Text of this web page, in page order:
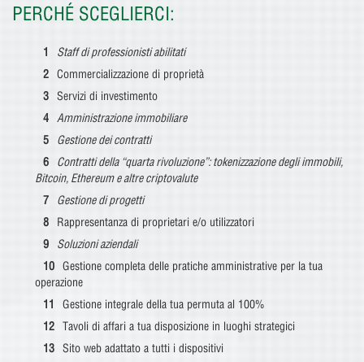
PERCHÉ SCEGLIERCI:
Staff di professionisti abilitati
Commercializzazione di proprietà
Servizi di investimento
Amministrazione immobiliare
Gestione dei contratti
Contratti della “quarta rivoluzione”: tokenizzazione degli immobili,
Bitcoin, Ethereum e altre criptovalute
Gestione di progetti
Rappresentanza di proprietari e/o utilizzatori
Soluzioni aziendali
Gestione completa delle pratiche amministrative per la tua
operazione
Gestione integrale della tua permuta al 100%
Tavoli di affari a tua disposizione in luoghi strategici
Sito web adattato a tutti i dispositivi